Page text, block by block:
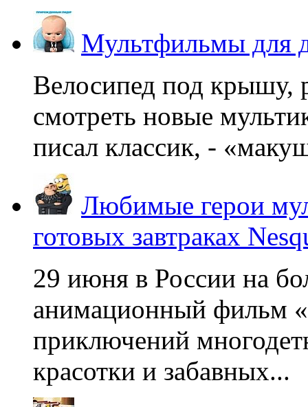
Мультфильмы для
Велосипед под крышу,
смотреть новые
писал классик, -
Любимые герои
готовых завтраках
29 июня в России на
анимационный фильм
приключений
красотки и забавных...